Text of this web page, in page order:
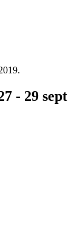
- 29 sept